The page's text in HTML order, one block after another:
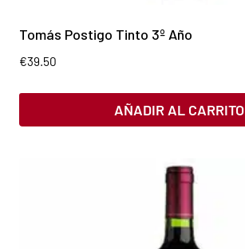
Tomás Postigo Tinto 3º Año
€39.50
AÑADIR AL CARRITO